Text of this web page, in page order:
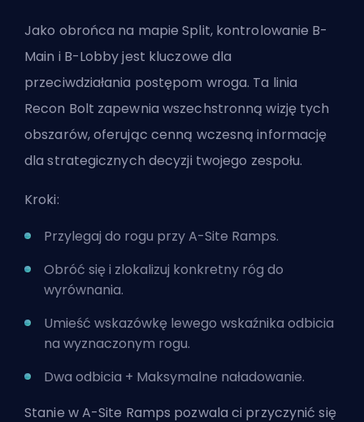
Jako obrońca na mapie Split, kontrolowanie B-
Main i B-Lobby jest kluczowe dla
przeciwdziałania postępom wroga. Ta linia
Recon Bolt zapewnia wszechstronną wizję tych
obszarów, oferując cenną wczesną informację
dla strategicznych decyzji twojego zespołu.
Kroki:
Przylegaj do rogu przy A-Site Ramps.
Obróć się i zlokalizuj konkretny róg do
wyrównania.
Umieść wskazówkę lewego wskaźnika odbicia
na wyznaczonym rogu.
Dwa odbicia + Maksymalne naładowanie.
Stanie w A-Site Ramps pozwala ci przyczynić się